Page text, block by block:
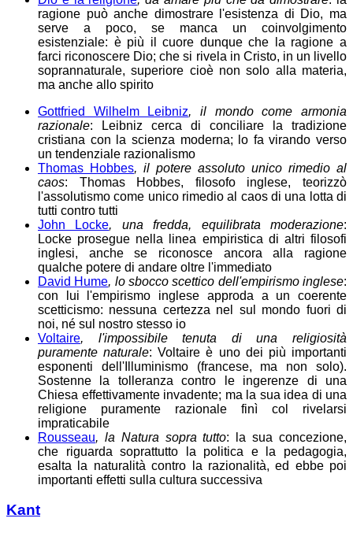
ragione può anche dimostrare l'esistenza di Dio, ma
serve a poco, se manca un coinvolgimento
esistenziale: è più il cuore dunque che la ragione a
farci riconoscere Dio; che si rivela in Cristo, in un livello
soprannaturale, superiore cioè non solo alla materia,
ma anche allo spirito
Gottfried Wilhelm Leibniz, il mondo come armonia
razionale: Leibniz cerca di conciliare la tradizione
cristiana con la scienza moderna; lo fa virando verso
un tendenziale razionalismo
Thomas Hobbes, il potere assoluto unico rimedio al
caos: Thomas Hobbes, filosofo inglese, teorizzò
l'assolutismo come unico rimedio al caos di una lotta di
tutti contro tutti
John Locke, una fredda, equilibrata moderazione:
Locke prosegue nella linea empiristica di altri filosofi
inglesi, anche se riconosce ancora alla ragione
qualche potere di andare oltre l'immediato
David Hume, lo sbocco scettico dell'empirismo inglese:
con lui l'empirismo inglese approda a un coerente
scetticismo: nessuna certezza nel sul mondo fuori di
noi, né sul nostro stesso io
Voltaire, l'impossibile tenuta di una religiosità
puramente naturale: Voltaire è uno dei più importanti
esponenti dell'Illuminismo (francese, ma non solo).
Sostenne la tolleranza contro le ingerenze di una
Chiesa effettivamente invadente; ma la sua idea di una
religione puramente razionale finì col rivelarsi
impraticabile
Rousseau, la Natura sopra tutto: la sua concezione,
che riguarda soprattutto la politica e la pedagogia,
esalta la naturalità contro la razionalità, ed ebbe poi
importanti effetti sulla cultura successiva
Kant